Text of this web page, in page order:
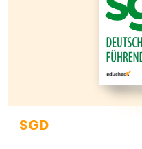
SGD